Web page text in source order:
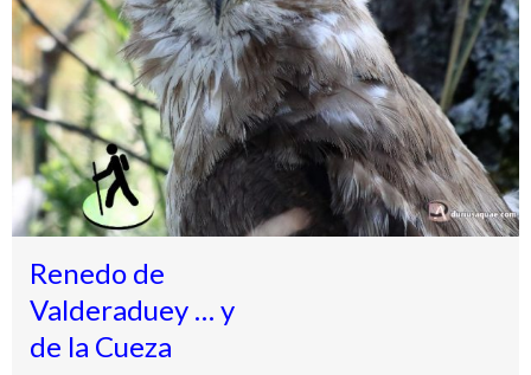
Renedo de
Valderaduey … y
de la Cueza